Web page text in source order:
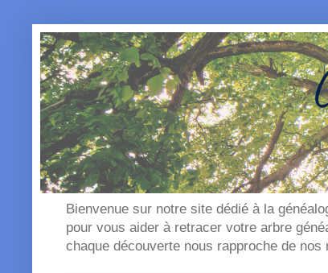
Bienvenue sur notre site dédié à la
pour vous aider à retracer votre arbre
chaque découverte nous rapproche de